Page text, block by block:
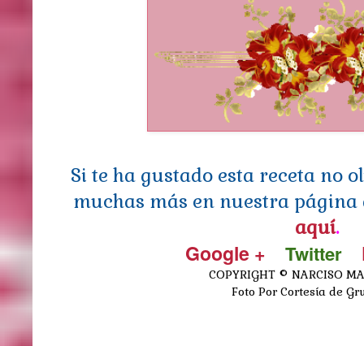
Si te ha gustado esta receta no
muchas más en nuestra página
aquí.
Google + Twitter
COPYRIGHT © NARCISO
Foto Por Cortesía de